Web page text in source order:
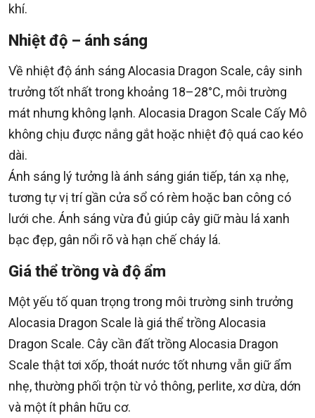
khí.
Nhiệt độ – ánh sáng
Về nhiệt độ ánh sáng Alocasia Dragon Scale, cây sinh
trưởng tốt nhất trong khoảng 18–28°C, môi trường
mát nhưng không lạnh. Alocasia Dragon Scale Cấy Mô
không chịu được nắng gắt hoặc nhiệt độ quá cao kéo
dài.
Ánh sáng lý tưởng là ánh sáng gián tiếp, tán xạ nhẹ,
tương tự vị trí gần cửa sổ có rèm hoặc ban công có
lưới che. Ánh sáng vừa đủ giúp cây giữ màu lá xanh
bạc đẹp, gân nổi rõ và hạn chế cháy lá.
Giá thể trồng và độ ẩm
Một yếu tố quan trọng trong môi trường sinh trưởng
Alocasia Dragon Scale là giá thể trồng Alocasia
Dragon Scale. Cây cần đất trồng Alocasia Dragon
Scale thật tơi xốp, thoát nước tốt nhưng vẫn giữ ẩm
nhẹ, thường phối trộn từ vỏ thông, perlite, xơ dừa, dớn
và một ít phân hữu cơ.